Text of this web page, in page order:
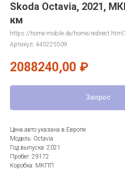
Skoda Octavia, 2021,
км
https://home.mobile.de/home/
Артикул: 445225509
2088240,00 ₽
Запрос
Цена авто указана в Европе
Модель: Octavia
Год выпуска: 2021
Пробег: 29172
Коробка: МКПП